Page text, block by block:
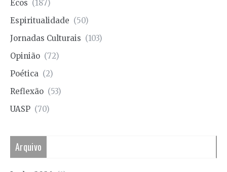
Ecos (187)
Espiritualidade (50)
Jornadas Culturais (103)
Opinião (72)
Poética (2)
Reflexão (53)
UASP (70)
Arquivo